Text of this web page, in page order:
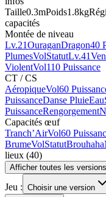
Taille0.3mPoids1.8kg
capacités
Montée de niveau
Lv.21OuraganDragon40
PlumesVolStatutLv.41
ViolentVol110 Puissance
CT / CS
AéropiqueVol60
PuissanceDanse PluieEau
PuissanceRengorgement
Capacités œuf
Tranch’AirVol60
BrumeVolStatutBrouhaha
lieux (40)
Afficher toutes les versions
Jeu : Choisir une version